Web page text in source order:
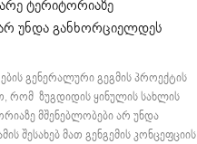
ტერიტორიაზე
უნდა განხორციელდეს
გენერალური გეგმის პროექტის
რომ ზუგდიდის ყინულის სახლის
მშენებლობები არ უნდა
შესახებ მათ გენგემის კონცეფციის